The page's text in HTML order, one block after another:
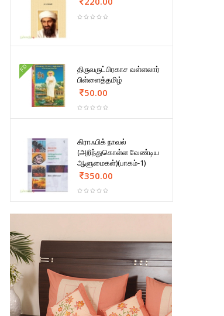
FD
திருவருட்பிரகாச வள்ளலார்
பிள்ளைத்தமிழ்
50.00
கிராஃபிக் நாவல்
(அறிந்துகொள்ள வேண்டிய
ஆளுமைகள்)(பாகம்-1)
350.00